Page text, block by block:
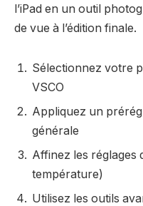
l’iPad en un outil
de vue à l’édition finale.
Sélectionnez votre
VSCO
Appliquez un
générale
Affinez les réglages
température)
Utilisez les outils